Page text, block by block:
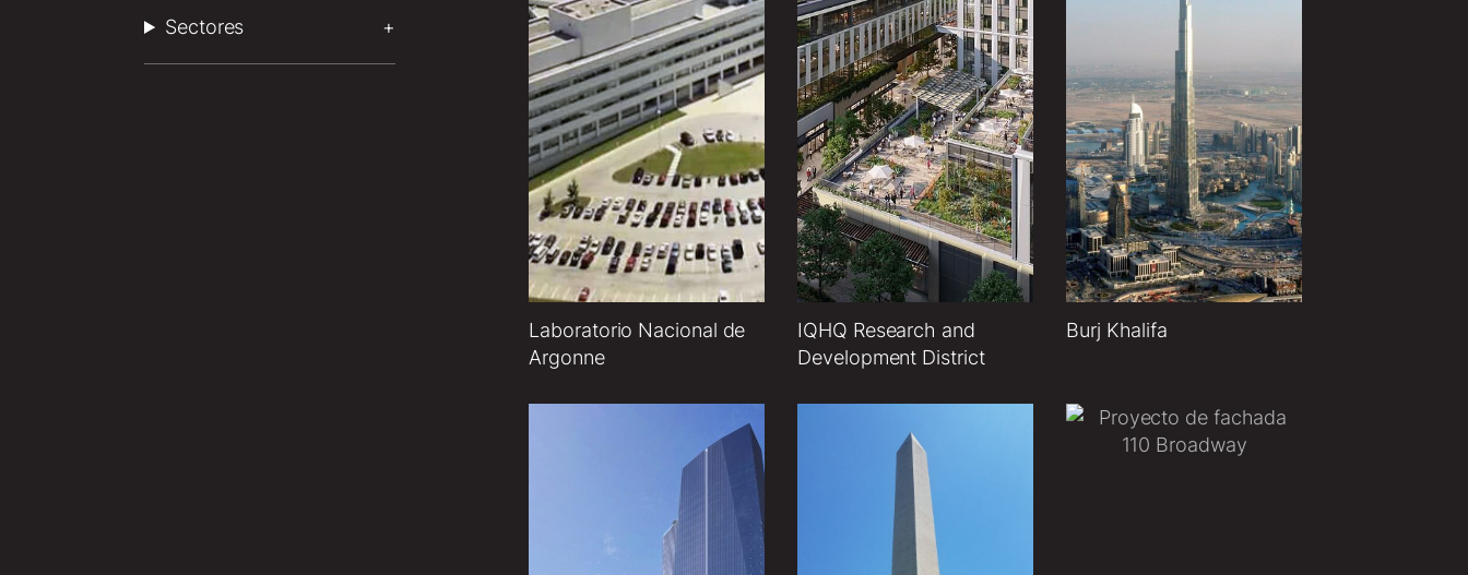
Sectores
Laboratorio Nacional de
Argonne
IQHQ Research and
Development District
Burj Khalifa